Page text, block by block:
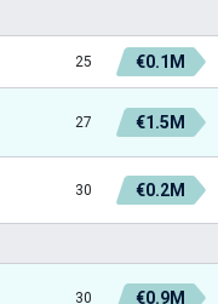
25 €0.1M
27 €1.5M
30 €0.2M
30 €0.9M